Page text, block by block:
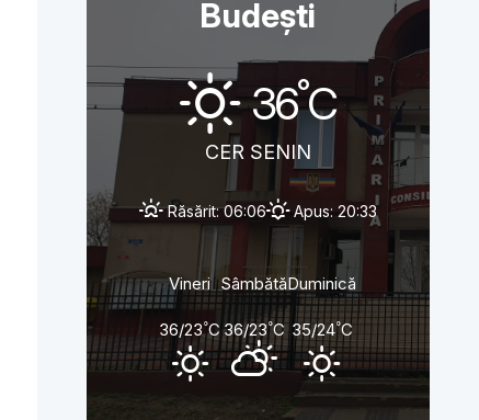
Budești
36°C
CER SENIN
Răsărit: 06:06 Apus: 20:33
Vineri
36/23°C
Sâmbătă
36/23°C
Duminică
35/24°C